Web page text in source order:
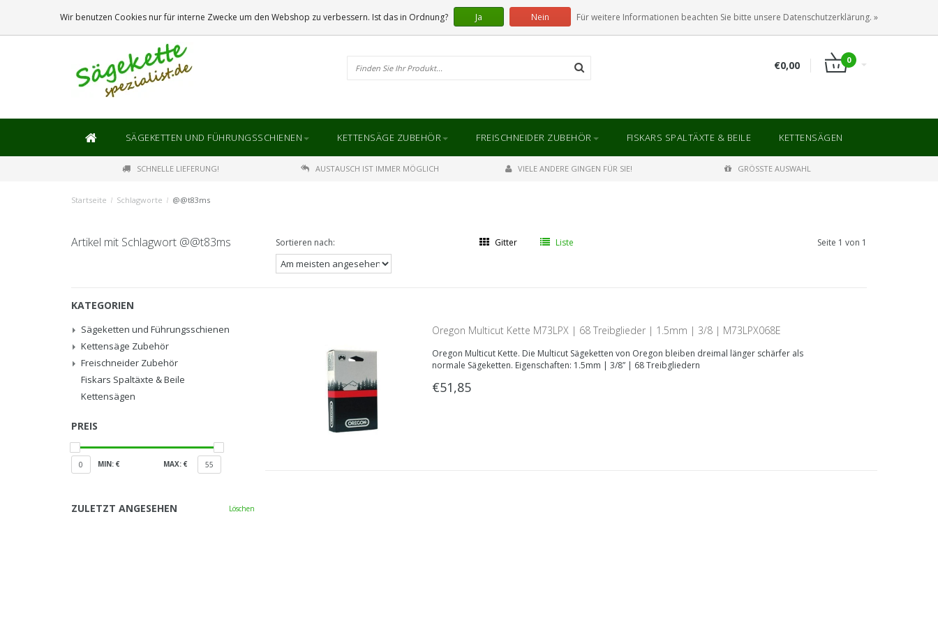
ANMELDEN KUNDENKONTO ANLEGEN
€0,00 0
SÄGEKETTEN UND FÜHRUNGSSCHIENEN KETTENSÄGE ZUBEHÖR FREISCHNEIDER ZUBEHÖR FISKARS SPALTÄXTE & BEILE KETTENSÄGEN
SCHNELLE LIEFERUNG! AUSTAUSCH IST IMMER MÖGLICH VIELE ANDERE GINGEN FÜR SIE! GRÖSSTE AUSWAHL
Startseite / Schlagworte / @@t83ms
Artikel mit Schlagwort @@t83ms Sortieren nach: Gitter Liste Seite 1 von 1
KATEGORIEN
Sägeketten und Führungsschienen
Kettensäge Zubehör
Freischneider Zubehör
Fiskars Spaltäxte & Beile
Kettensägen
PREIS
0 MIN: € MAX: € 55
ZULETZT ANGESEHEN Löschen
Oregon Multicut Kette M73LPX | 68 Treibglieder | 1.5mm | 3/8 | M73LPX068E
Oregon Multicut Kette. Die Multicut Sägeketten von Oregon bleiben dreimal länger schärfer als
normale Sägeketten. Eigenschaften: 1.5mm | 3/8” | 68 Treibgliedern
€51,85
Wir benutzen Cookies nur für interne Zwecke um den Webshop zu verbessern. Ist das in Ordnung? Ja Nein Für weitere Informationen beachten Sie bitte unsere Datenschutzerklärung. »